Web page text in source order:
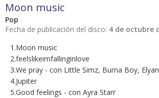
Moon music
Pop
Fecha de publicación del disco: 4 de octubre
1.Moon music
2.feelslikeimfallinginlove
3.We pray - con Little Simz, Burna Boy,
4.Jupiter
5.Good feelings - con Ayra Starr